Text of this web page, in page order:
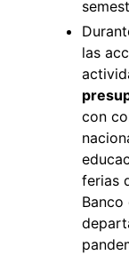
las
con
ferias